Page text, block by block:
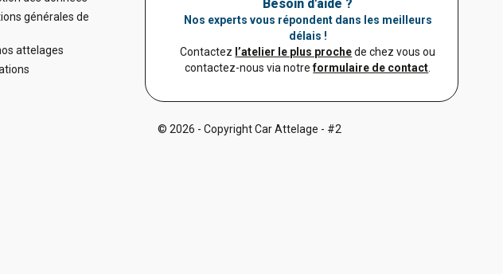
générales de
attelages
Besoin d'aide ?
Nos experts vous répondent dans les meilleurs
délais !
Contactez l’atelier le plus prochede chez vous ou
contactez-nous via notreformulaire de contact
© 2026 - Copyright Car Attelage - #2